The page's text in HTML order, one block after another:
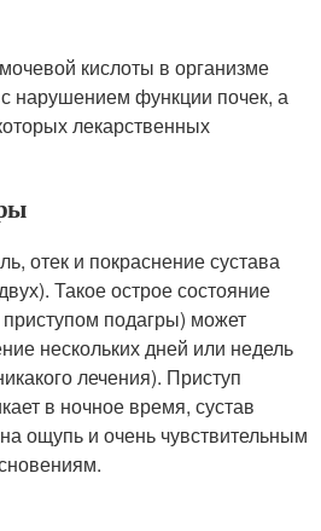
кислоты в организме
нарушением функции почек, а
лекарственных
отек и покраснение сустава
Такое острое состояние
подагры) может
нескольких дней или недель
лечения). Приступ
в ночное время, сустав
ощупь и очень чувствительным